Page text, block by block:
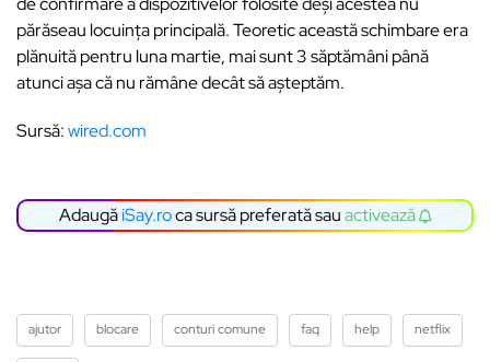
părăseau locuința principală. Teoretic această schimbare era
plănuită pentru luna martie, mai sunt 3 săptămâni până
atunci așa că nu rămâne decât să așteptăm.
Sursă:wired.com
AdaugăiSay.roca sursă preferată sauactivează
ajutor blocare conturi comune faq help netflix